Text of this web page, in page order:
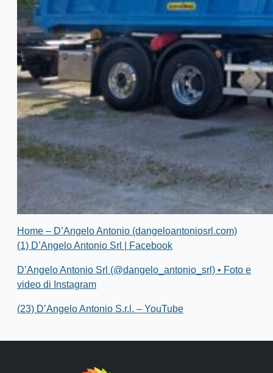
Home – D’Angelo Antonio (dangeloantoniosrl.com)
(1) D’Angelo Antonio Srl | Facebook
D’Angelo Antonio Srl (@dangelo_antonio_srl) • Foto e
video di Instagram
(23) D’Angelo Antonio S.r.l. – YouTube